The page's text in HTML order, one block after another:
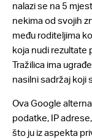
nalazi se na 5
nekima od svojih
među roditeljima
koja nudi rezultate
Tražilica ima
nasilni sadržaj koji
Ova Google
podatke, IP
što ju iz aspekta